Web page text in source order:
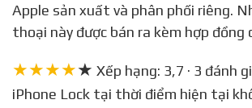
Apple sản xuất và phân phối riêng.
thoại này được bán ra kèm hợp đồng
★★★★★ Xếp hạng: 3,7 · 3 đánh
iPhone Lock tại thời điểm hiện tại